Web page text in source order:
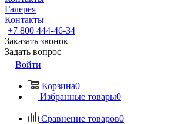
Галерея
Контакты
+7 800 444-46-34
Заказать звонок
Задать вопрос
Войти
Корзина0
Избранные товары0
Сравнение товаров0